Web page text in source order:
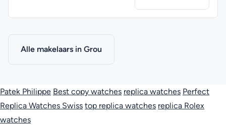
Alle makelaars in Grou
Patek Philippe Best copy watches replica watches Perfect
Replica Watches Swiss top replica watches replica Rolex
watches